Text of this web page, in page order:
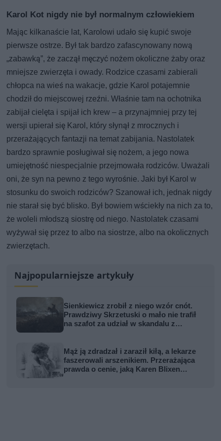
Karol Kot nigdy nie był normalnym człowiekiem
Mając kilkanaście lat, Karolowi udało się kupić swoje
pierwsze ostrze. Był tak bardzo zafascynowany nową
„zabawką”, że zaczął męczyć nożem okoliczne żaby oraz
mniejsze zwierzęta i owady. Rodzice czasami zabierali
chłopca na wieś na wakacje, gdzie Karol potajemnie
chodził do miejscowej rzeźni. Właśnie tam na ochotnika
zabijał cielęta i spijał ich krew – a przynajmniej przy tej
wersji upierał się Karol, który słynął z mrocznych i
przerażających fantazji na temat zabijania. Nastolatek
bardzo sprawnie posługiwał się nożem, a jego nowa
umiejętność niespecjalnie przejmowała rodziców. Uważali
oni, że syn na pewno z tego wyrośnie. Jaki był Karol w
stosunku do swoich rodziców? Szanował ich, jednak nigdy
nie starał się być blisko. Był bowiem wściekły na nich za to,
że woleli młodszą siostrę od niego. Nastolatek czasami
wyżywał się przez to albo na siostrze, albo na okolicznych
zwierzętach.
Najpopularniejsze artykuły
Sienkiewicz zrobił z niego wzór cnót.
Prawdziwy Skrzetuski o mało nie trafił
na szafot za udział w skandalu z
Mąż ją zdradzał i zaraził kiłą, a lekarze
faszerowali arszenikiem. Przerażająca
prawda o cenie, jaką Karen Blixen